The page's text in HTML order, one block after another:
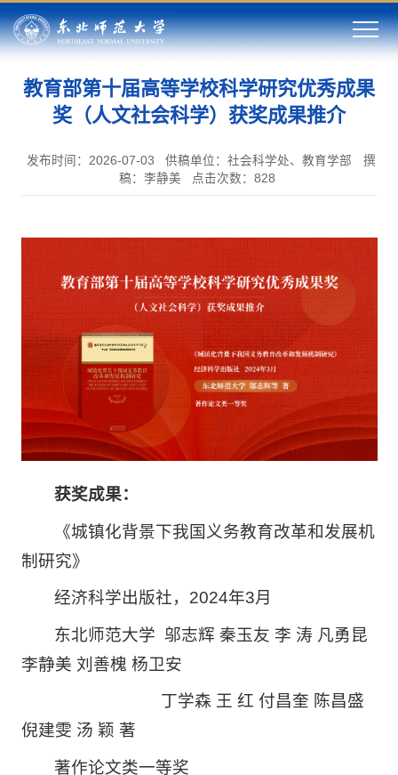
教育部第十届高等学校科学研究优秀成果
奖（人文社会科学）获奖成果推介
发布时间：2026-07-03 供稿单位：社会科学处、教育学部
撰
稿：李静美
点击次数：828
获奖成果：
《城镇化背景下我国义务教育改革和发展机
制研究》
经济科学出版社，2024年3月
东北师范大学 邬志辉 秦玉友 李 涛 凡勇昆
李静美 刘善槐 杨卫安
丁学森 王 红 付昌奎 陈昌盛
倪建雯 汤 颖 著
著作论文类一等奖